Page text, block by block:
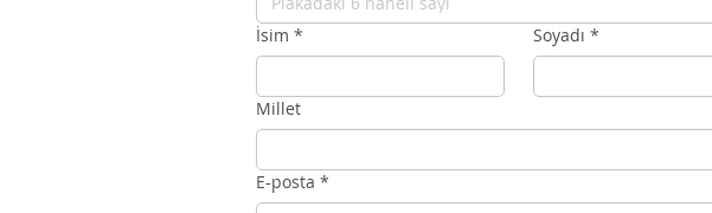
İsim * Soyadı *
Millet
E-posta *